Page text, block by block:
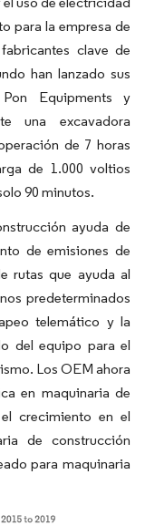
para la empresa de
clave de
han lanzado sus
Equipments y
una excavadora
de 7 horas
de 1.000 voltios
90 minutos.
ayuda de
de emisiones de
rutas que ayuda al
predeterminados
telemático y la
del equipo para el
Los OEM ahora
en maquinaria de
crecimiento en el
de construcción
para maquinaria